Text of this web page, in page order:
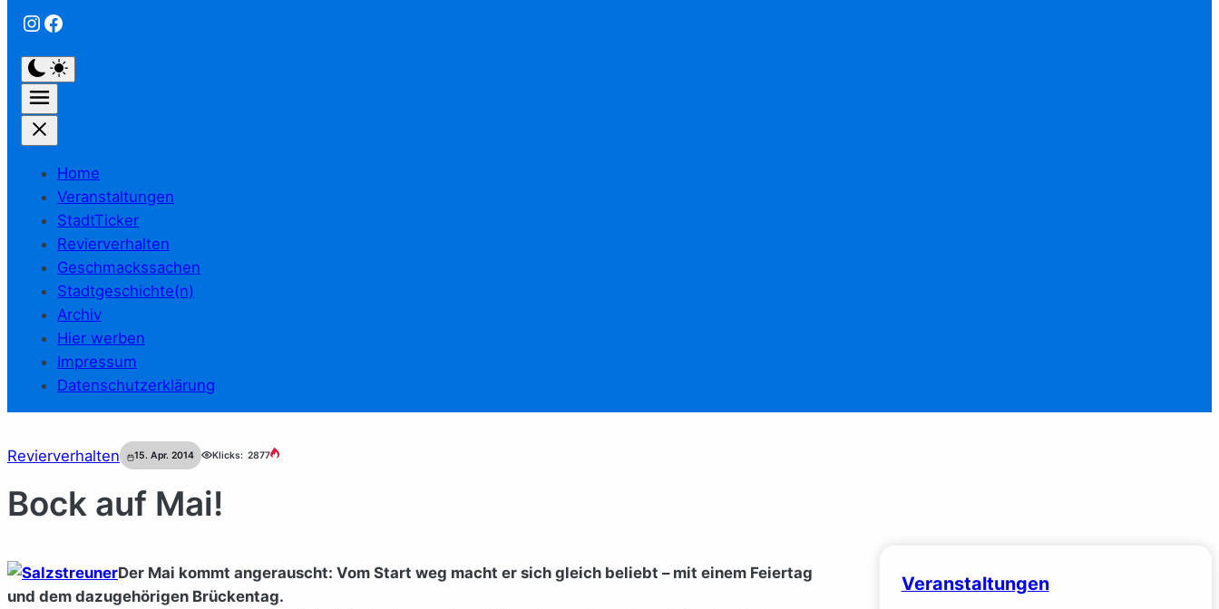
Instagram
Facebook
Home
Veranstaltungen
StadtTicker
Revierverhalten
Geschmackssachen
Stadtgeschichte(n)
Archiv
Hier werben
Impressum
Datenschutzerklärung
Revierverhalten 15. Apr. 2014 Klicks: 2877
Bock auf Mai!
Der Mai kommt angerauscht: Vom Start weg macht er sich gleich beliebt – mit einem Feiertag
und dem dazugehörigen Brückentag.
Veranstaltungen